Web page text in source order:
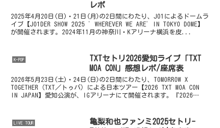
レポ
2025年4月20日(日)・21日(月)の2日間にわたり、JO1によるドームラ
イブ【JO1DER SHOW 2025 ’WHEREVER WE ARE’IN TOKYO DOME】
が開催されます。2024年11月の神奈川・Kアリーナ横浜を皮...
K-POP
TXTセトリ2026愛知ライブ「TXT
MOA CON」感想レポ/座席表
2026年5月23日(土)・24日(日)の2日間にわたり、TOMORROW X
TOGETHER（TXT／トゥバ）による日本ツアー【2026 TXT MOA CON
IN JAPAN】愛知公演が、IGアリーナにて開催されます。『2026
LIVE TOUR
亀梨和也ファンミ2025セトリ-